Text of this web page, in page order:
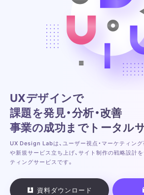
UXデザインで
課題を発見・分析・改善
事業の成功までトータル
UX Design Labは、ユーザー視点・マーケティン
や新規サービス立ち上げ、サイト制作の戦略設計
ティングサービスです。
資料ダウンロード